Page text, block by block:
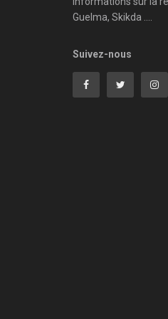
Guelma, Skikda ....
Suivez-nous